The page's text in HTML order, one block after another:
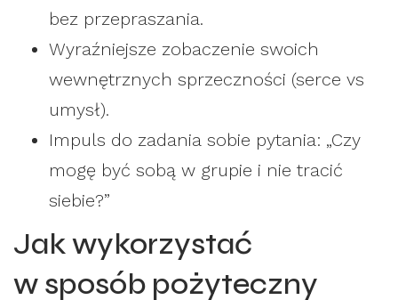
bez przepraszania.
Wyraźniejsze zobaczenie swoich
wewnętrznych sprzeczności (serce vs
umysł).
Impuls do zadania sobie pytania: „Czy
mogę być sobą w grupie i nie tracić
siebie?”
Jak wykorzystać
w sposób pożyteczny